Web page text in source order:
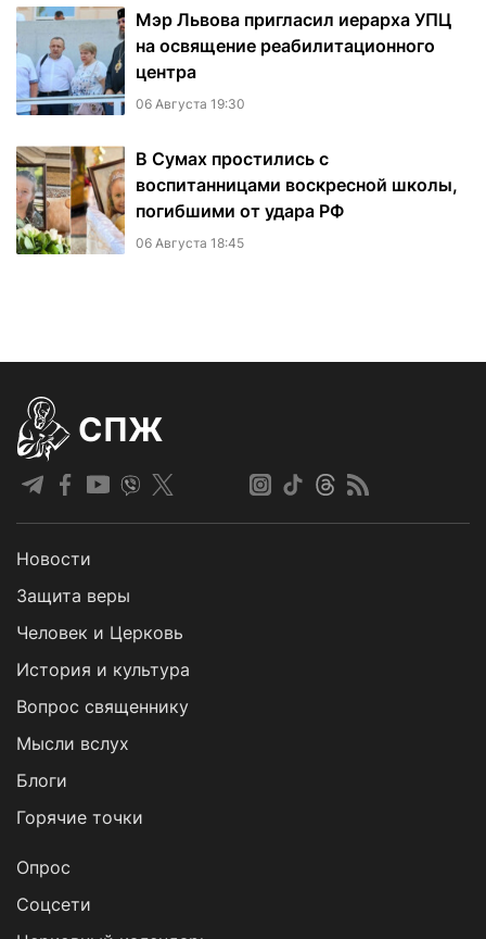
Мэр Львова пригласил иерарха УПЦ
на освящение реабилитационного
центра
06 Августа 19:30
В Сумах простились с
воспитанницами воскресной школы,
погибшими от удара РФ
06 Августа 18:45
СПЖ
Новости
Защита веры
Человек и Церковь
История и культура
Вопрос священнику
Мысли вслух
Блоги
Горячие точки
Опрос
Cоцсети